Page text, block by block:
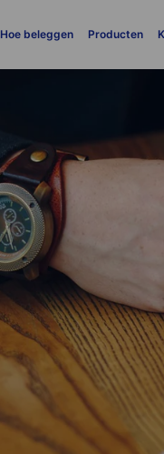
Hoe beleggen Producten